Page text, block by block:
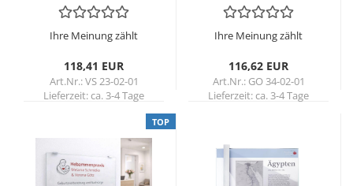
Ihre Meinung zählt
118,41 EUR
Art.Nr.: VS 23-02-01
Lieferzeit:ca. 3-4 Tage
Ihre Meinung zählt
116,62 EUR
Art.Nr.: GO 34-02-01
Lieferzeit:ca. 3-4 Tage
TOP